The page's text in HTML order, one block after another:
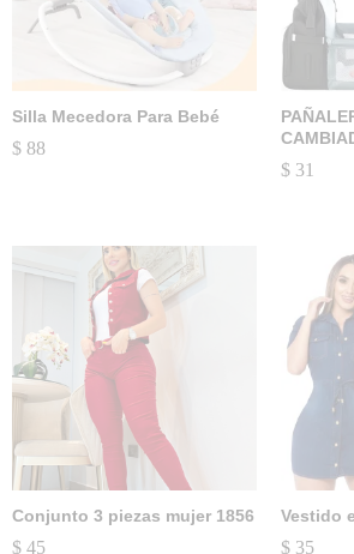
Silla Mecedora Para Bebé
$ 88
$ 31
Conjunto 3 piezas mujer 1856
$ 45
Vestido
$ 35